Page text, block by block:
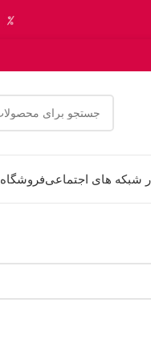
شبکه های اجتماعیفروشگاه